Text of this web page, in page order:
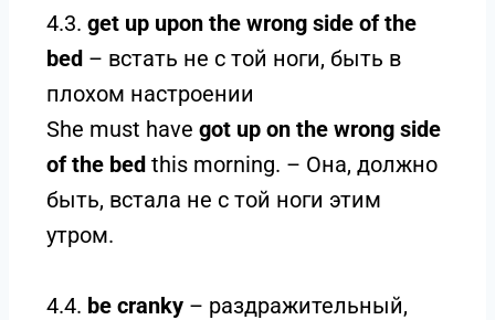
4.3. get up upon the wrong side of the
bed – встать не с той ноги, быть в
плохом настроении
She must have got up on the wrong side
of the bed this morning. – Она, должно
быть, встала не с той ноги этим
утром.
4.4. be cranky – раздражительный,